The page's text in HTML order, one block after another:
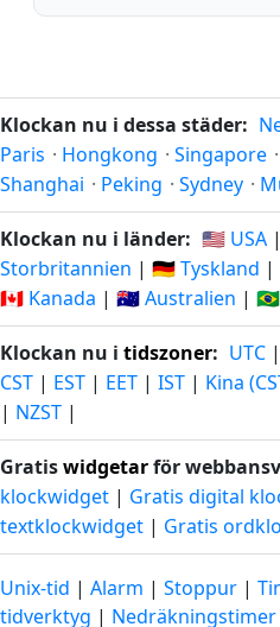
Klockan nu i dessa städer:
Paris · Hongkong · Singapore ·
Shanghai · Peking · Sydney ·
Klockan nu i länder: 🇺🇸 USA |
Storbritannien | 🇩🇪 Tyskland |
🇨🇦 Kanada | 🇦🇺 Australien |
Klockan nu i tidszoner: UTC |
CST | EST | EET | IST | Kina
| NZST |
Gratiswidgetarför
klockwidget | Gratis digital
textklockwidget | Gratis
Unix-tid | Alarm | Stoppur |
tidverktyg | Nedräkningstimer